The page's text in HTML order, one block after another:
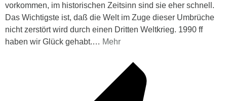
vorkommen, im historischen Zeitsinn sind sie eher schnell.
Das Wichtigste ist, daß die Welt im Zuge dieser Umbrüche
nicht zerstört wird durch einen Dritten Weltkrieg. 1990 ff
haben wir Glück gehabt.… Mehr